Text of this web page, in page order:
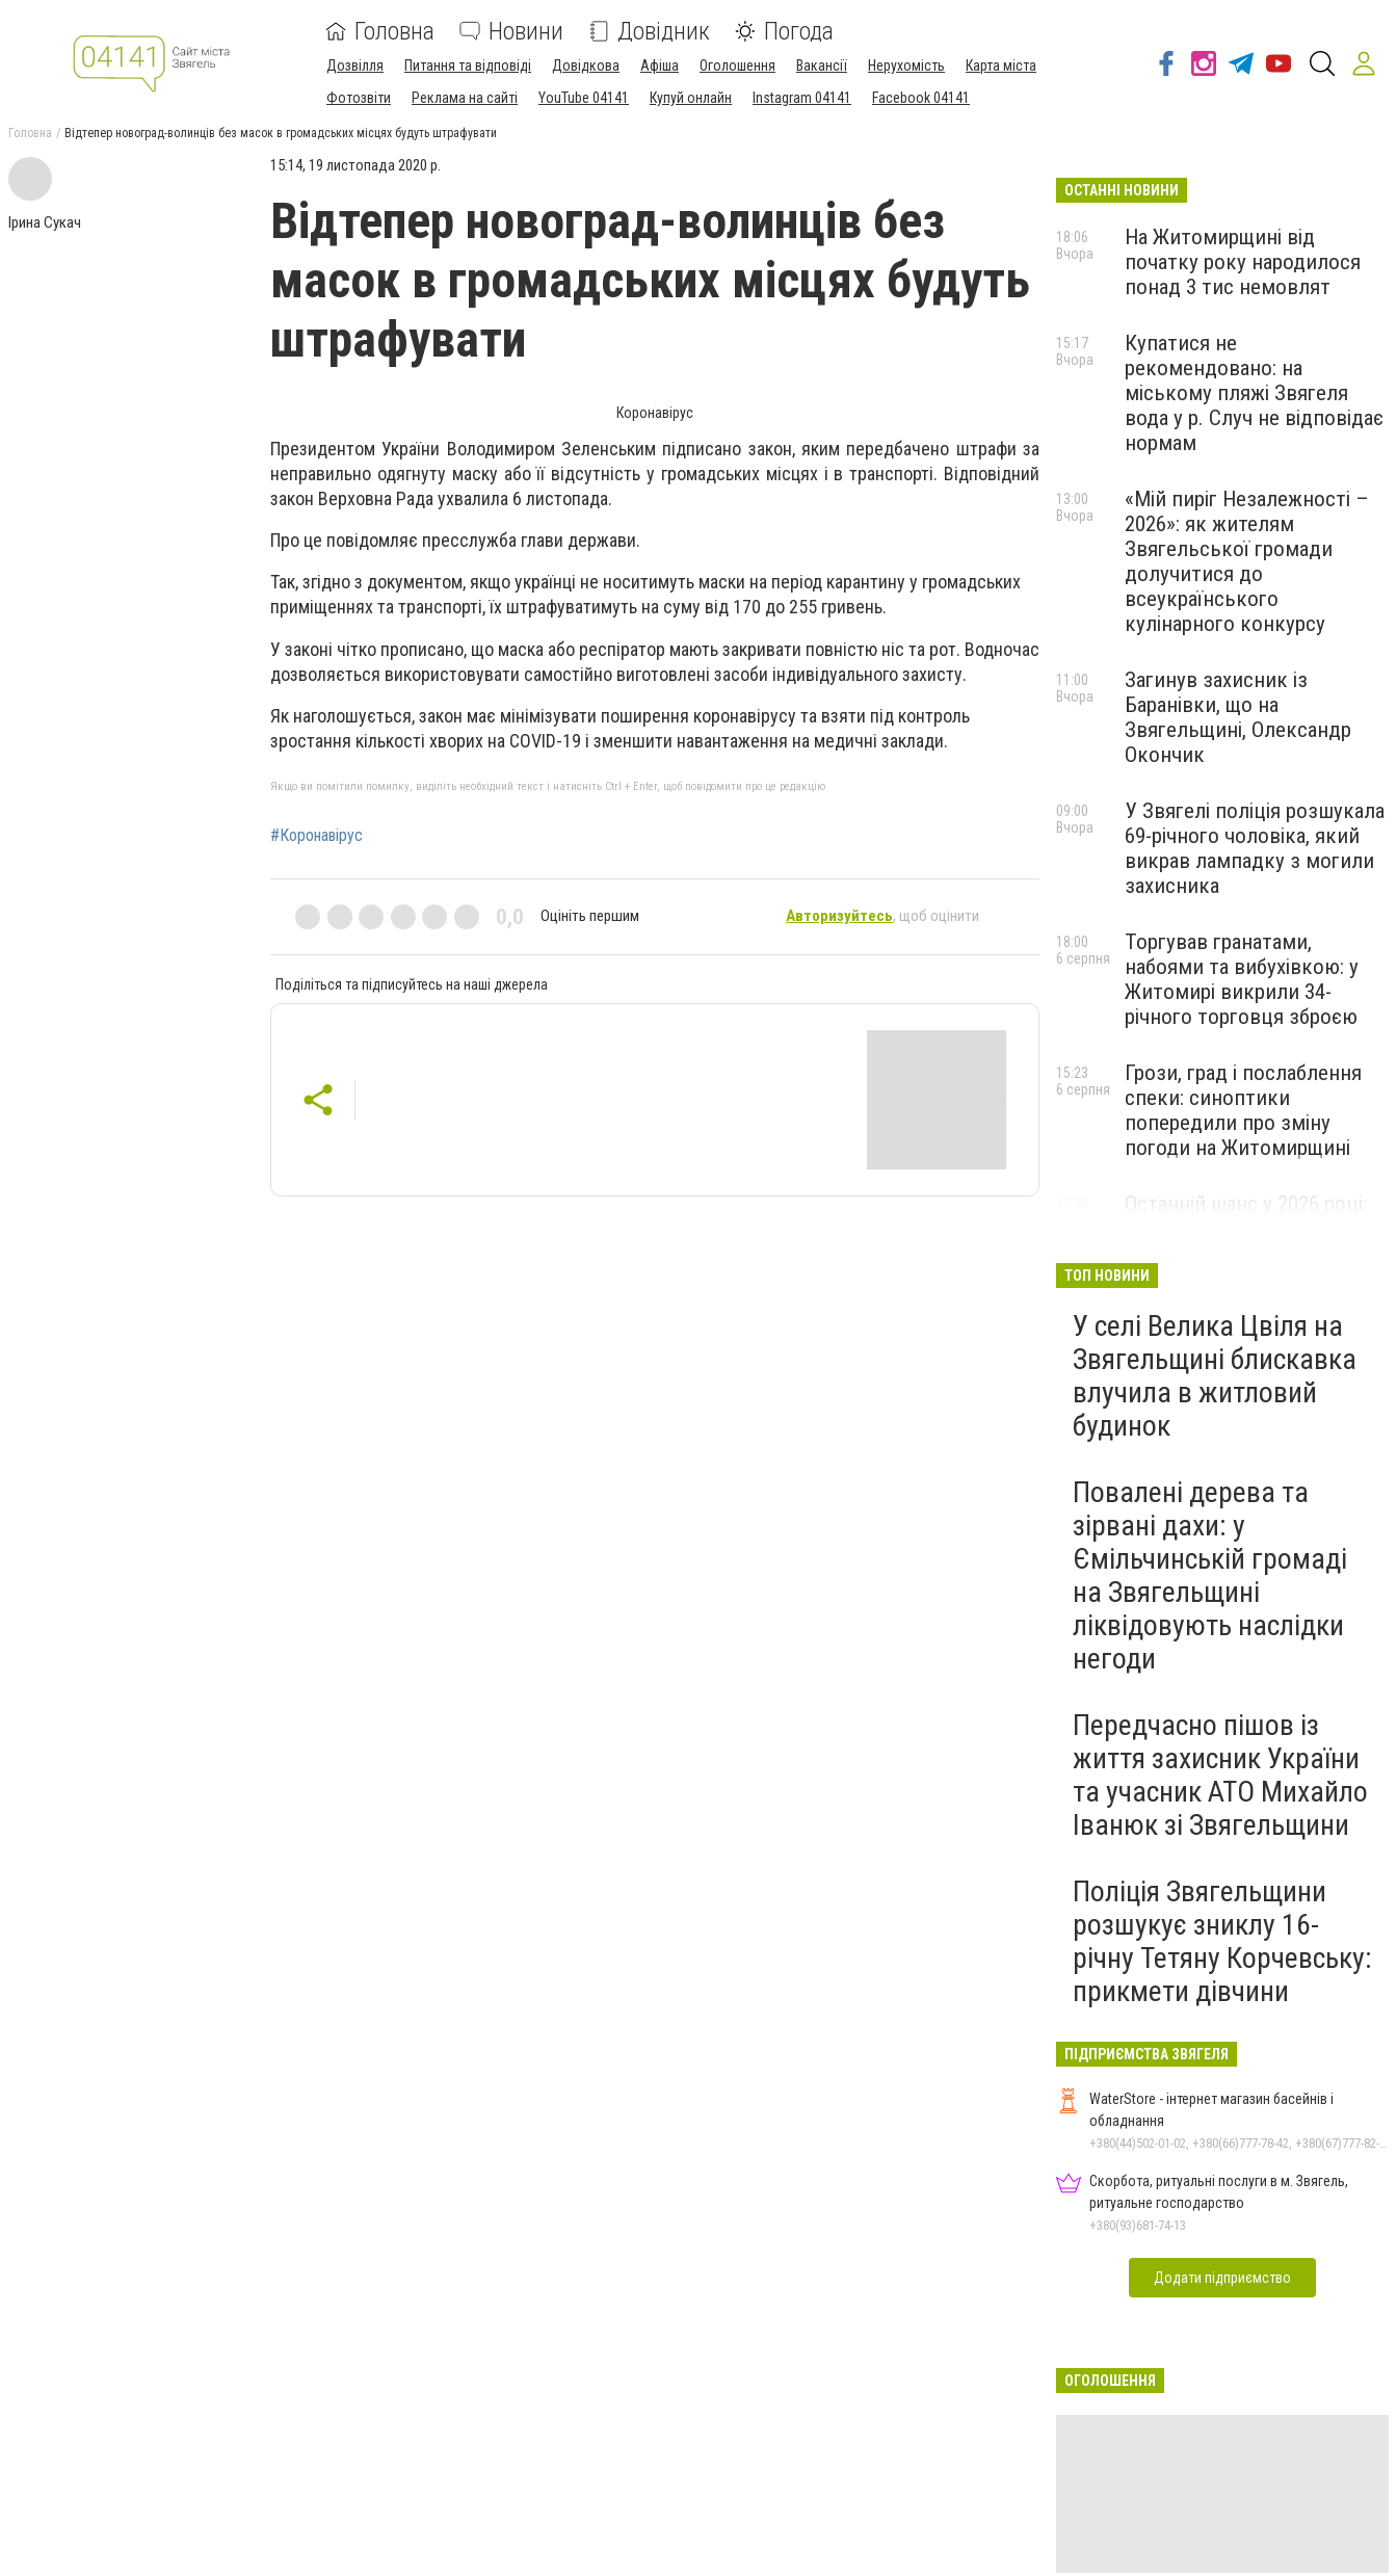
Головна Новини Довідник Погода
Дозвілля Питання та відповіді Довідкова Афіша Оголошення Вакансії Нерухомість
Карта міста
Фотозвіти
Реклама на сайті YouTube 04141 Купуй онлайн Instagram 04141 Facebook 04141
Головна Відтепер новоград-волинців без масок в громадських місцях будуть штрафувати
Ірина Сукач
15:14, 19 листопада 2020 р.
Відтепер новоград-волинців без
масок в громадських місцях будуть
штрафувати
Коронавірус
Президентом України Володимиром Зеленським підписано закон, яким передбачено штрафи за
неправильно одягнуту маску або її відсутність у громадських місцях і в транспорті. Відповідний
закон Верховна Рада ухвалила 6 листопада.
Про це повідомляє пресслужба глави держави.
Так, згідно з документом, якщо українці не носитимуть маски на період карантину у громадських
приміщеннях та транспорті, їх штрафуватимуть на суму від 170 до 255 гривень.
У законі чітко прописано, що маска або респіратор мають закривати повністю ніс та рот. Водночас
дозволяється використовувати самостійно виготовлені засоби індивідуального захисту.
Як наголошується, закон має мінімізувати поширення коронавірусу та взяти під контроль
зростання кількості хворих на COVID-19 і зменшити навантаження на медичні заклади.
Якщо ви помітили помилку, виділіть необхідний текст і натисніть Ctrl + Enter, щоб повідомити про це редакцію
#Коронавірус
0,0 Оцініть першим Авторизуйтесь, щоб оцінити
Поділіться та підписуйтесь на наші джерела
ОСТАННІ НОВИНИ
На Житомирщині від
початку року народилося
понад 3 тис немовлят
18:06
Вчора
Купатися не
рекомендовано: на
міському пляжі Звягеля
вода у р. Случ не відповідає
нормам
15:17
Вчора
«Мій пиріг Незалежності –
2026»: як жителям
Звягельської громади
долучитися до
всеукраїнського
кулінарного конкурсу
13:00
Вчора
Загинув захисник із
Баранівки, що на
Звягельщині, Олександр
Окончик
11:00
Вчора
У Звягелі поліція розшукала
69-річного чоловіка, який
викрав лампадку з могили
захисника
09:00
Вчора
Торгував гранатами,
набоями та вибухівкою: у
Житомирі викрили 34-
річного торговця зброєю
18:00
6 серпня
Грози, град і послаблення
спеки: синоптики
попередили про зміну
погоди на Житомирщині
15:23
6 серпня
Останній шанс у 2026 році:
майбутніх водійок автобусів
ТОП НОВИНИ
У селі Велика Цвіля на
Звягельщині блискавка
влучила в житловий
будинок
Повалені дерева та
зірвані дахи: у
Ємільчинській громаді
на Звягельщині
ліквідовують наслідки
негоди
Передчасно пішов із
життя захисник України
та учасник АТО Михайло
Іванюк зі Звягельщини
Поліція Звягельщини
розшукує зниклу 16-
річну Тетяну Корчевську:
прикмети дівчини
ПІДПРИЄМСТВА ЗВЯГЕЛЯ
WaterStore - інтернет магазин басейнів і
обладнання
+380(44)502-01-02, +380(66)777-78-42, +380(67)777-82-19, +380(67)890-80-80, +380(73)890-80-80, +380(44)502-01-03
Скорбота, ритуальні послуги в м. Звягель,
ритуальне господарство
+380(93)681-74-13
Додати підприємство
ОГОЛОШЕННЯ